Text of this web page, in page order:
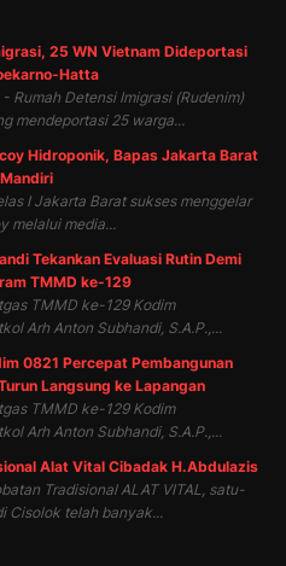
25 WN Vietnam Dideportasi
Hatta
- Rumah Detensi Imigrasi (Rudenim)
mendeportasi 25 warga...
Hidroponik, Bapas Jakarta Barat
I Jakarta Barat sukses menggelar
melalui media...
Tekankan Evaluasi Rutin Demi
TMMD ke-129
TMMD ke-129 Kodim
Arh Anton Subhandi, S.A.P.,...
0821 Percepat Pembangunan
Langsung ke Lapangan
TMMD ke-129 Kodim
Arh Anton Subhandi, S.A.P.,...
Alat Vital Cibadak H.Abdulazis
Tradisional ALAT VITAL, satu-
Cisolok telah banyak...